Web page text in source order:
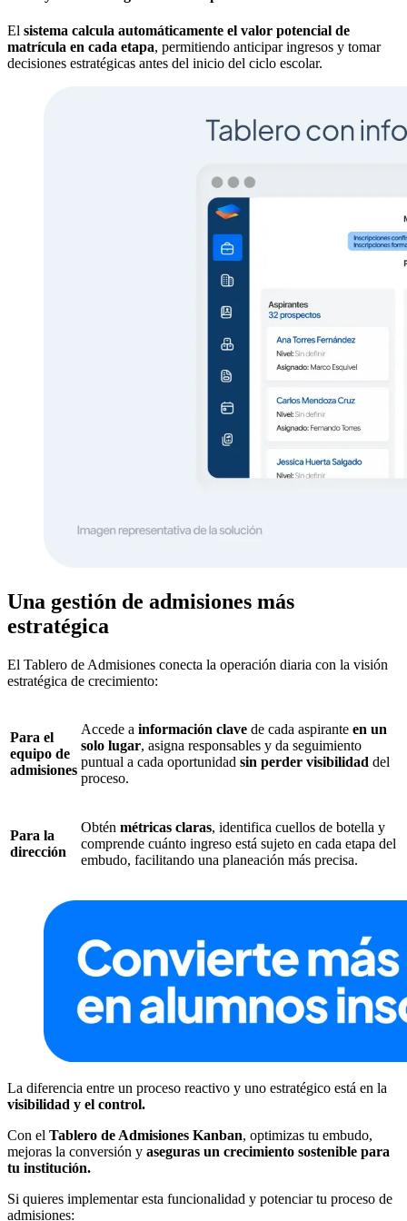
El sistema calcula automáticamente el valor potencial de
matrícula en cada etapa, permitiendo anticipar ingresos y tomar
decisiones estratégicas antes del inicio del ciclo escolar.
Una gestión de admisiones más
estratégica
El Tablero de Admisiones conecta la operación diaria con la visión
estratégica de crecimiento:
Para el
equipo de
admisiones
Accede a información clave de cada aspirante en un
solo lugar, asigna responsables y da seguimiento
puntual a cada oportunidad sin perder visibilidad del
proceso.
Para la
dirección
Obtén métricas claras, identifica cuellos de botella y
comprende cuánto ingreso está sujeto en cada etapa del
embudo, facilitando una planeación más precisa.
La diferencia entre un proceso reactivo y uno estratégico está en la
visibilidad y el control.
Con el Tablero de Admisiones Kanban, optimizas tu embudo,
mejoras la conversión y aseguras un crecimiento sostenible para
tu institución.
Si quieres implementar esta funcionalidad y potenciar tu proceso de
admisiones: